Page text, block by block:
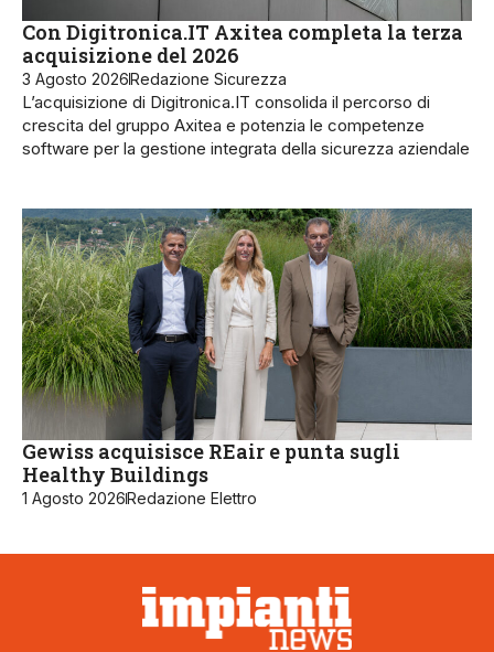
Con Digitronica.IT Axitea completa la terza
acquisizione del 2026
3 Agosto 2026Redazione Sicurezza
L’acquisizione di Digitronica.IT consolida il percorso di
crescita del gruppo Axitea e potenzia le competenze
software per la gestione integrata della sicurezza aziendale
Gewiss acquisisce REair e punta sugli
Healthy Buildings
1 Agosto 2026Redazione Elettro